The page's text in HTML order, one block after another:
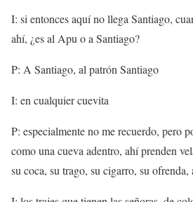
I: si entonces aquí no llega Santiago,
ahí, ¿es al Apu o a Santiago?
P: A Santiago, al patrón Santiago
I: en cualquier cuevita
P: especialmente no me recuerdo, pero
como una cueva adentro, ahí prenden
su coca, su trago, su cigarro, su ofrenda,